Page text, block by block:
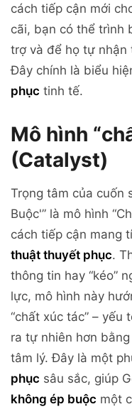
cách tiếp cận mới
cãi, bạn có thể trình
trợ và để họ tự nhận
Đây chính là biểu
phục tinh tế.
Mô hình
(Catalyst)
Trọng tâm của cuốn
Buộc'” là mô hình
cách tiếp cận mang
thuật thuyết phục.
thông tin hay “kéo”
lực, mô hình này
“chất xúc tác” – yếu
ra tự nhiên hơn
tâm lý. Đây là một
phục sâu sắc, giúp
không ép buộc một